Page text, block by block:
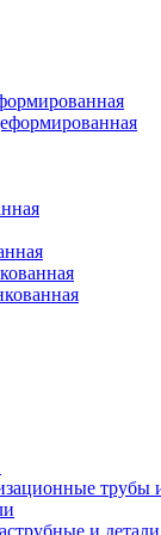
трубы
и детали